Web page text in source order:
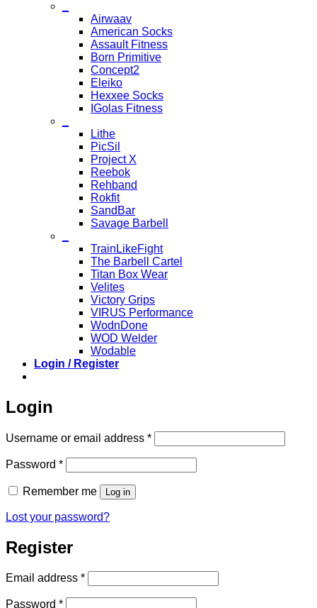
Airwaav
American Socks
Assault Fitness
Born Primitive
Concept2
Eleiko
Hexxee Socks
IGolas Fitness
Lithe
PicSil
Project X
Reebok
Rehband
Rokfit
SandBar
Savage Barbell
TrainLikeFight
The Barbell Cartel
Titan Box Wear
Velites
Victory Grips
VIRUS Performance
WodnDone
WOD Welder
Wodable
Login / Register
Login
Username or email address *Required
Password *Required
Remember me Log in
Lost your password?
Register
Email address *Required
Password *Required